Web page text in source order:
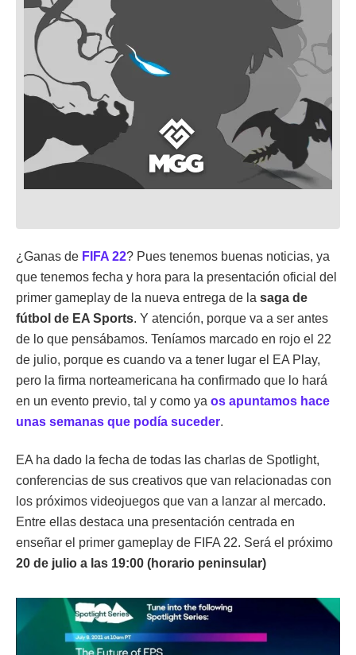
¿Ganas de FIFA 22? Pues tenemos buenas noticias, ya
que tenemos fecha y hora para la presentación oficial del
primer gameplay de la nueva entrega de la saga de
fútbol de EA Sports. Y atención, porque va a ser antes
de lo que pensábamos. Teníamos marcado en rojo el 22
de julio, porque es cuando va a tener lugar el EA Play,
pero la firma norteamericana ha confirmado que lo hará
en un evento previo, tal y como ya os apuntamos hace
unas semanas que podía suceder.
EA ha dado la fecha de todas las charlas de Spotlight,
conferencias de sus creativos que van relacionadas con
los próximos videojuegos que van a lanzar al mercado.
Entre ellas destaca una presentación centrada en
enseñar el primer gameplay de FIFA 22. Será el próximo
20 de julio a las 19:00 (horario peninsular)